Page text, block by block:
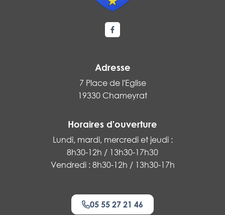
Lien vers le compte Facebook
Adresse
7 Place de l'Eglise
19330 Chameyrat
Horaires d'ouverture
Lundi, mardi, mercredi et jeudi :
8h30-12h / 13h30-17h30
Vendredi : 8h30-12h / 13h30-17h
05 55 27 21 46